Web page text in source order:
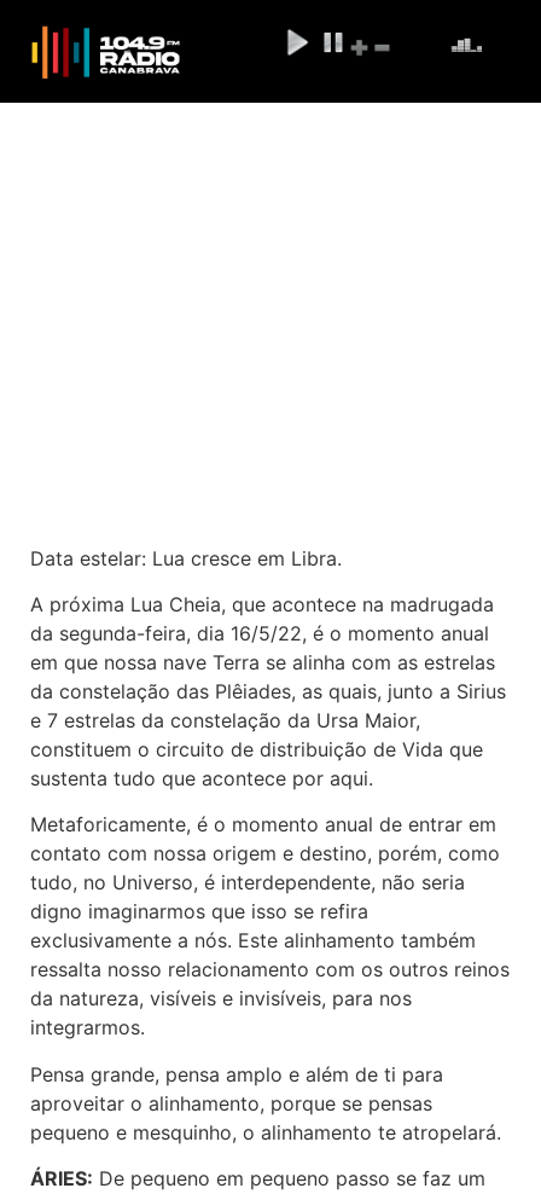
Data estelar: Lua cresce em Libra.
A próxima Lua Cheia, que acontece na madrugada
da segunda-feira, dia 16/5/22, é o momento anual
em que nossa nave Terra se alinha com as estrelas
da constelação das Plêiades, as quais, junto a Sirius
e 7 estrelas da constelação da Ursa Maior,
constituem o circuito de distribuição de Vida que
sustenta tudo que acontece por aqui.
Metaforicamente, é o momento anual de entrar em
contato com nossa origem e destino, porém, como
tudo, no Universo, é interdependente, não seria
digno imaginarmos que isso se refira
exclusivamente a nós. Este alinhamento também
ressalta nosso relacionamento com os outros reinos
da natureza, visíveis e invisíveis, para nos
integrarmos.
Pensa grande, pensa amplo e além de ti para
aproveitar o alinhamento, porque se pensas
pequeno e mesquinho, o alinhamento te atropelará.
ÁRIES: De pequeno em pequeno passo se faz um